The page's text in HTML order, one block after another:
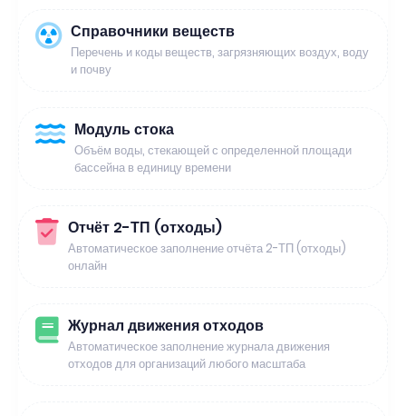
Справочники веществ
Перечень и коды веществ, загрязняющих воздух, воду
и почву
Модуль стока
Объём воды, стекающей с определенной площади
бассейна в единицу времени
Отчёт 2-ТП (отходы)
Автоматическое заполнение отчёта 2-ТП (отходы)
онлайн
Журнал движения отходов
Автоматическое заполнение журнала движения
отходов для организаций любого масштаба